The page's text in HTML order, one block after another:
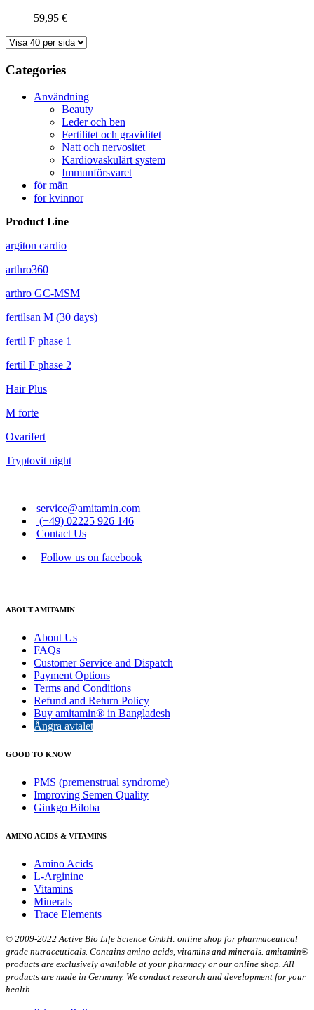
59,95 €
Categories
Användning
Beauty
Leder och ben
Fertilitet och graviditet
Natt och nervositet
Kardiovaskulärt system
Immunförsvaret
för män
för kvinnor
Product Line
argiton cardio
arthro360
arthro GC-MSM
fertilsan M (30 days)
fertil F phase 1
fertil F phase 2
Hair Plus
M forte
Ovarifert
Tryptovit night
service@amitamin.com
(+49) 02225 926 146
Contact Us
Follow us on facebook
ABOUT AMITAMIN
About Us
FAQs
Customer Service and Dispatch
Payment Options
Terms and Conditions
Refund and Return Policy
Buy amitamin® in Bangladesh
Ångra avtalet
GOOD TO KNOW
PMS (premenstrual syndrome)
Improving Semen Quality
Ginkgo Biloba
AMINO ACIDS & VITAMINS
Amino Acids
L-Arginine
Vitamins
Minerals
Trace Elements
© 2009-2022 Active Bio Life Science GmbH: online shop for pharmaceutical
grade nutraceuticals. Contains amino acids, vitamins and minerals. amitamin®
products are exclusively available at your pharmacy or our online shop. All
products are made in Germany. We conduct research and development for your
health.